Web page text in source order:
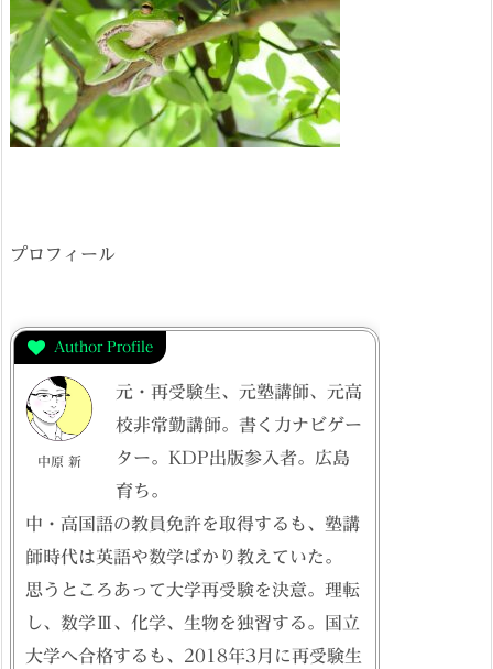
プロフィール
Author Profile
中原 新
元・再受験生、元塾講師、元高
校非常勤講師。書く力ナビゲー
ター。KDP出版参入者。広島
育ち。
中・高国語の教員免許を取得するも、塾講
師時代は英語や数学ばかり教えていた。
思うところあって大学再受験を決意。理転
し、数学Ⅲ、化学、生物を独習する。国立
大学へ合格するも、2018年3月に再受験生